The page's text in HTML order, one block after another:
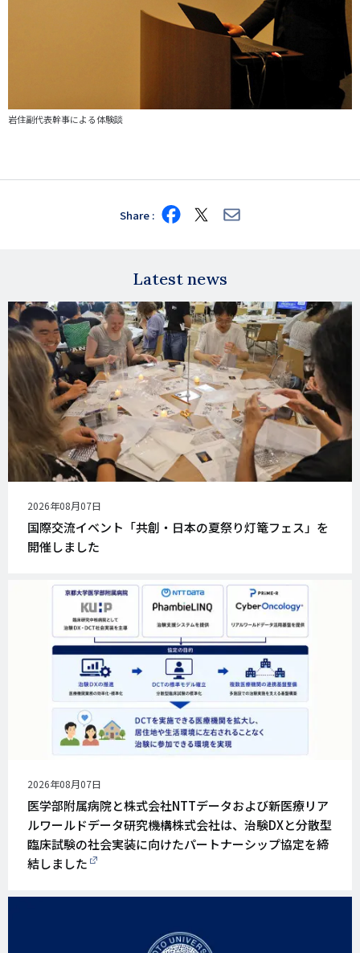
岩住副代表幹事による体験談
Share Share
on
Share
on
Share
via
Latest news
公
開
日
2026年08月07日
国際交流イベント「共創・日本の夏祭り灯篭フェス」を
開催しました
公
開
日
2026年08月07日
医学部附属病院と株式会社NTTデータおよび新医療リア
ルワールドデータ研究機構株式会社は、治験DXと分散型
臨床試験の社会実装に向けたパートナーシップ協定を締
結しました